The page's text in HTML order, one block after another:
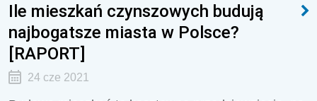
Ile mieszkań czynszowych budują
najbogatsze miasta w Polsce?
[RAPORT]
24 cze 2021